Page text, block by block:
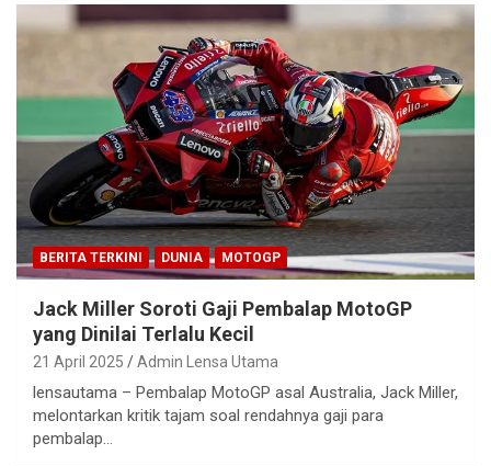
BERITA TERKINI DUNIA MOTOGP
Jack Miller Soroti Gaji Pembalap MotoGP
yang Dinilai Terlalu Kecil
21 April 2025 Admin Lensa Utama
lensautama – Pembalap MotoGP asal Australia, Jack Miller,
melontarkan kritik tajam soal rendahnya gaji para
pembalap…